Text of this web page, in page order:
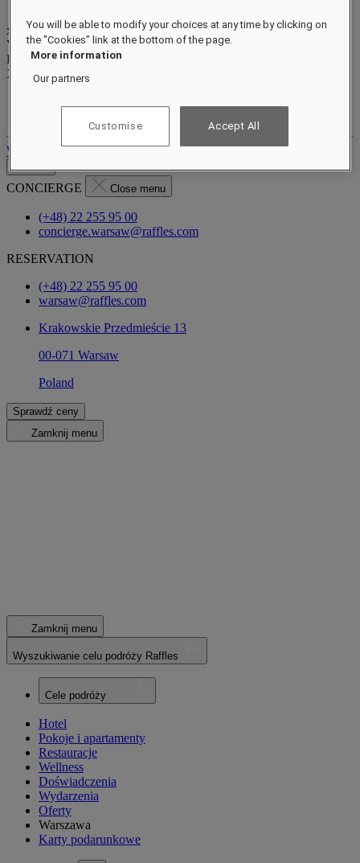
xxxxxxxx
Valid untilxx/xx/xxxx
Punkty w programie nagród
XXXpts
Wylogowywanie
Kontakt
CONCIERGE Close menu
(+48) 22 255 95 00
concierge.warsaw@raffles.com
RESERVATION
(+48) 22 255 95 00
warsaw@raffles.com
Krakowskie Przedmieście 13
00-071 Warsaw
Poland
Sprawdź ceny
Zamknij menu
Zamknij menu
Wyszukiwanie celu podróży Raffles
Cele podróży
Hotel
Pokoje i apartamenty
Restauracje
Wellness
Doświadczenia
Wydarzenia
Oferty
Warszawa
Karty podarunkowe
You will be able to modify your choices at any time by clicking on
the "Cookies" link at the bottom of the page.
More information
Our partners
Customise Accept All